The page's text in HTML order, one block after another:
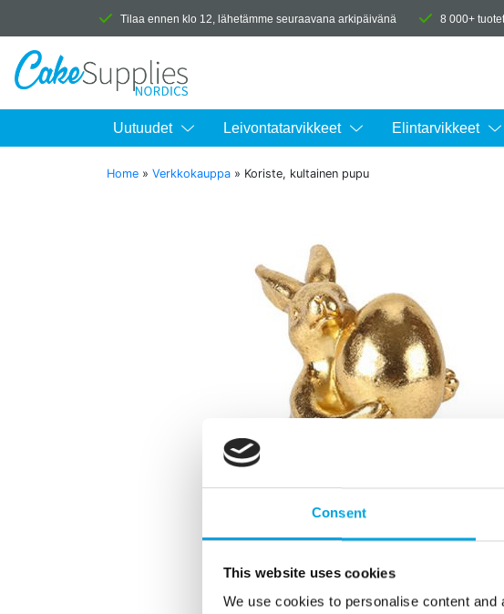
Consent
This website uses cookies
We use cookies to personalise content
Tilaa ennen klo 12, lähetämme seuraavana arkipäivänä 8 000+
Uutuudet Leivontatarvikkeet Elintarvikkeet
Home » Verkkokauppa » Koriste, kultainen pupu